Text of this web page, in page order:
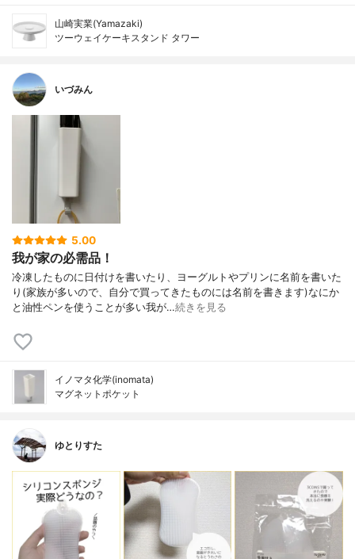
山崎実業(Yamazaki)
ツーウェイケーキスタンド タワー
いづみん
5.00
我が家の必需品！
冷凍したものに日付けを書いたり、ヨーグルトやプリンに名前を書いた
り(家族が多いので、自分で買ってきたものには名前を書きます)なにか
と油性ペンを使うことが多い我が…続きを見る
イノマタ化学(inomata)
マグネットポケット
ゆとりすた